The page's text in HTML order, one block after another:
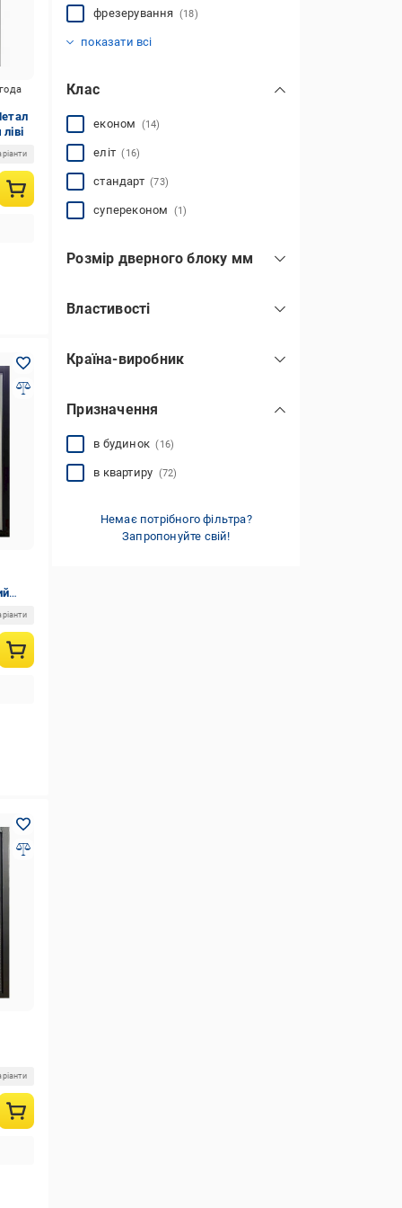
фрезерування (18)
показати всі
Клас
економ (14)
еліт(16)
стандарт(73)
супереконом (1)
Розмір дверного блоку мм
2050x860
2050х860(42)
Властивості
броньована(67)
Країна-виробник
Україна(3641)
Фінляндія (9)
Призначення
в будинок(16)
в квартиру (72)
Немає потрібного фільтра?
Запропонуйте свій!